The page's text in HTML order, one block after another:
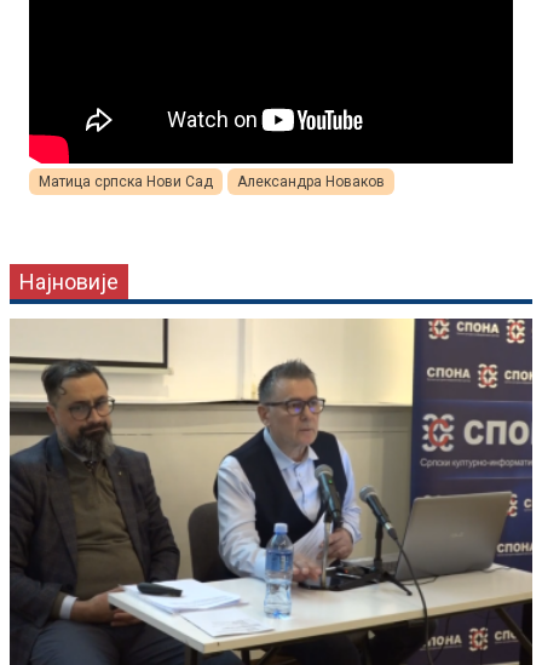
Матица српска Нови Сад Александра Новаков
Најновије